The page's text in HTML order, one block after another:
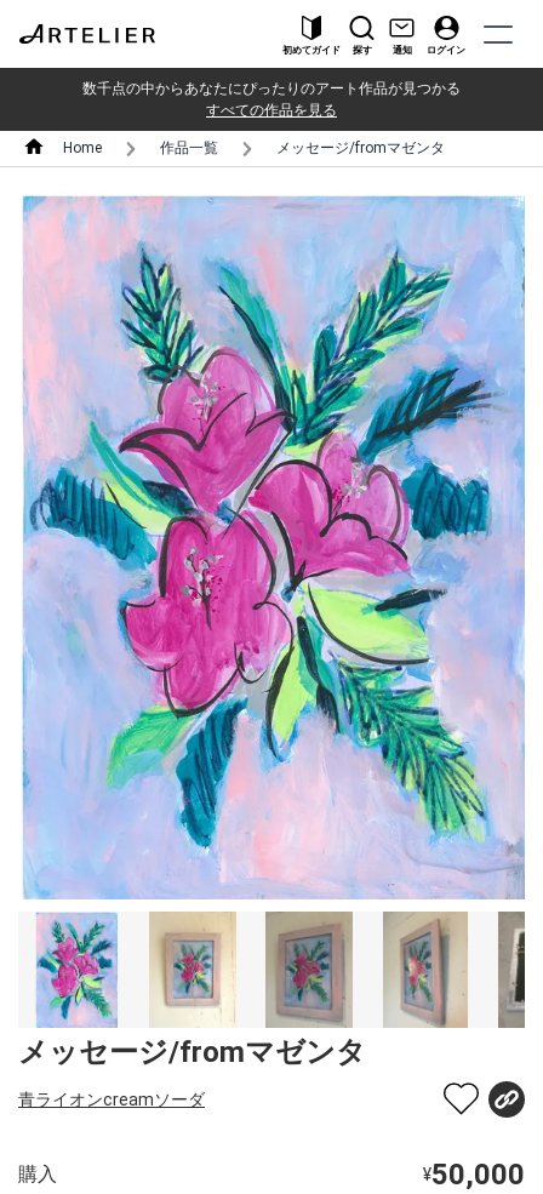
初めてガイド 探す 通知 ログイン
数千点の中からあなたにぴったりのアート作品が見つかる
すべての作品を見る
Home 作品一覧 メッセージ/fromマゼンタ
メッセージ/fromマゼンタ
青ライオンcreamソーダ
購入 ¥50,000